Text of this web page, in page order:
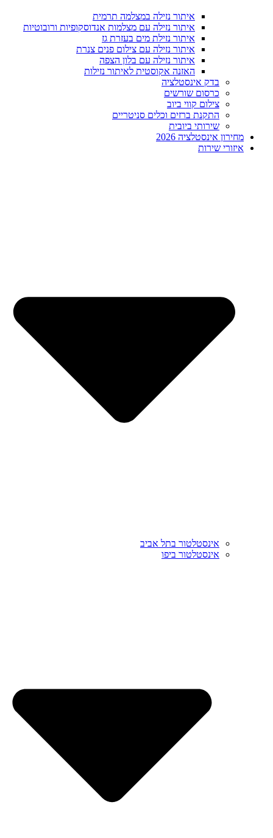
איתור נזילה במצלמה תרמית
איתור נזילה עם מצלמות אנדוסקופיות ורובוטיות
איתור נזילת מים בעזרת גז
איתור נזילה עם צילום פנים צנרת
איתור נזילה עם בלון הצפה
האזנה אקוסטית לאיתור נזילות
בדק אינסטלציה
כרסום שורשים
צילום קווי ביוב
התקנת ברזים וכלים סניטריים
שירותי ביובית
מחירון אינסטלציה 2026
איזורי שירות
אינסטלטור בתל אביב
אינסטלטור ביפו